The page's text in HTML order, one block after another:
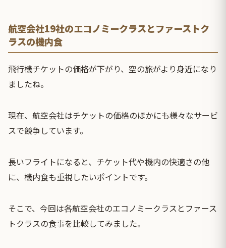
航空会社19社のエコノミークラスとファーストク
ラスの機内食
飛行機チケットの価格が下がり、空の旅がより身近になり
ましたね。
現在、航空会社はチケットの価格のほかにも様々なサービ
スで競争しています。
長いフライトになると、チケット代や機内の快適さの他
に、機内食も重視したいポイントです。
そこで、今回は各航空会社のエコノミークラスとファース
トクラスの食事を比較してみました。